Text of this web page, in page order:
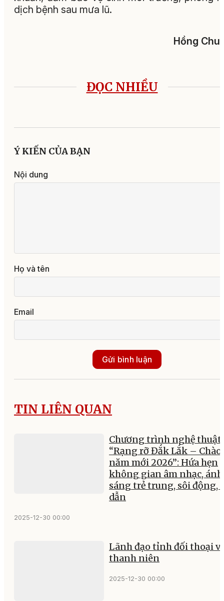
dịch bệnh sau mưa lũ.
Hồng
ĐỌC NHIỀU
Ý KIẾN CỦA BẠN
Nội dung
Họ và tên
Email
Gửi bình luận
TIN LIÊN QUAN
Chương trình nghệ thuật
“Rạng rỡ Đắk Lắk – Chào
năm mới 2026”: Hứa hẹn
không gian âm nhạc, ánh
sáng trẻ trung, sôi động,
dẫn
2025-12-30 00:00
Lãnh đạo tỉnh đối thoại
thanh niên
2025-12-30 00:00